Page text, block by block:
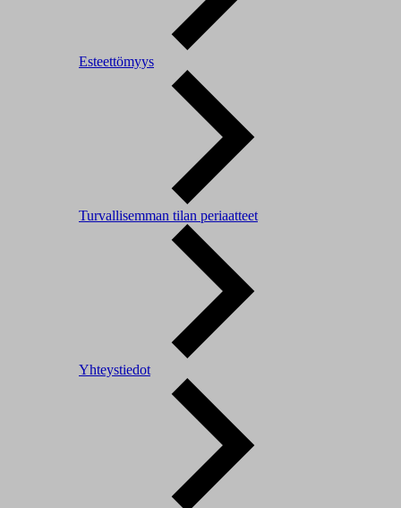
Esteettömyys
Turvallisemman tilan periaatteet
Yhteystiedot